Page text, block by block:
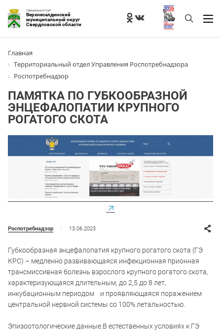
Официальный Сайт
Верхнесалдинский
муниципальный округ
Свердловской области
Главная
Территориальный отдел Управления Роспотребнадзора
Роспотребнадзор
ПАМЯТКА ПО ГУБКООБРАЗНОЙ
ЭНЦЕФАЛОПАТИИ КРУПНОГО
РОГАТОГО СКОТА
Роспотребнадзор 13.06.2023
Губкообразная энцефалопатия крупного рогатого скота (ГЭ
КРС) – медленно развивающаяся инфекционная прионная
трансмиссивная болезнь взрослого крупного рогатого скота,
характеризующаяся длительным, до 2,5 до 8 лет,
инкубационным периодом и проявляющаяся поражением
центральной нервной системы со 100% летальностью.
Эпизоотологические данные.В естественных условиях к ГЭ